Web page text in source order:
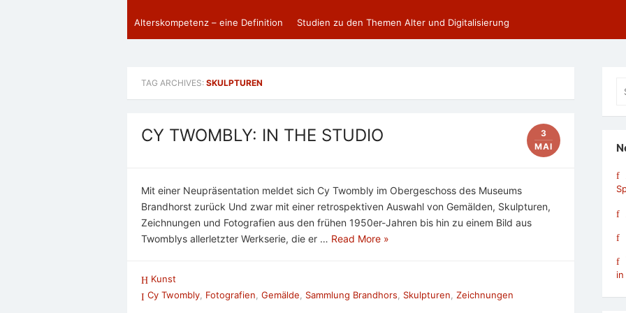
Alterskompetenz – eine Definition Studien zu den Themen Alter und Digitalisierung
TAG ARCHIVES: SKULPTUREN
CY TWOMBLY: IN THE STUDIO
3
MAI
Mit einer Neupräsentation meldet sich Cy Twombly im Obergeschoss des Museums
Brandhorst zurück Und zwar mit einer retrospektiven Auswahl von Gemälden, Skulpturen,
Zeichnungen und Fotografien aus den frühen 1950er-Jahren bis hin zu einem Bild aus
Twomblys allerletzter Werkserie, die er … Read More »
Kunst
Cy Twombly, Fotografien, Gemälde, Sammlung Brandhors, Skulpturen, Zeichnungen